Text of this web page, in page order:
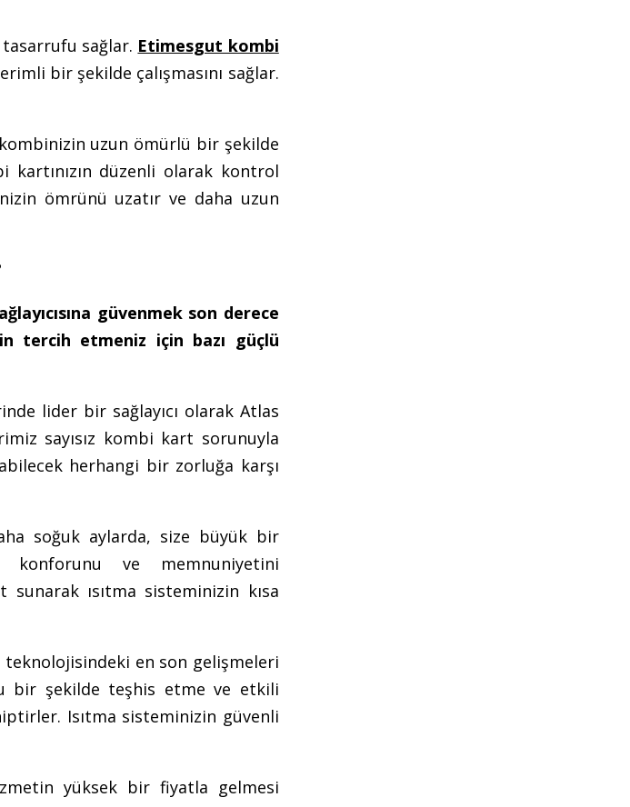
tasarrufu sağlar. Etimesgut kombi
bir şekilde çalışmasını sağlar.
kombinizin uzun ömürlü bir şekilde
düzenli olarak kontrol
ömrünü uzatır ve daha uzun
güvenmek son derece
tercih etmeniz için bazı güçlü
lider bir sağlayıcı olarak Atlas
sayısız kombi kart sorunuyla
herhangi bir zorluğa karşı
soğuk aylarda, size büyük bir
konforunu ve memnuniyetini
ısıtma sisteminizin kısa
teknolojisindeki en son gelişmeleri
bir şekilde teşhis etme ve etkili
Isıtma sisteminizin güvenli
yüksek bir fiyatla gelmesi